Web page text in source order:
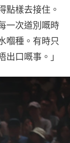
點樣去接住。
一次道別嘅時
嗰種。有時只
口嘅事。」